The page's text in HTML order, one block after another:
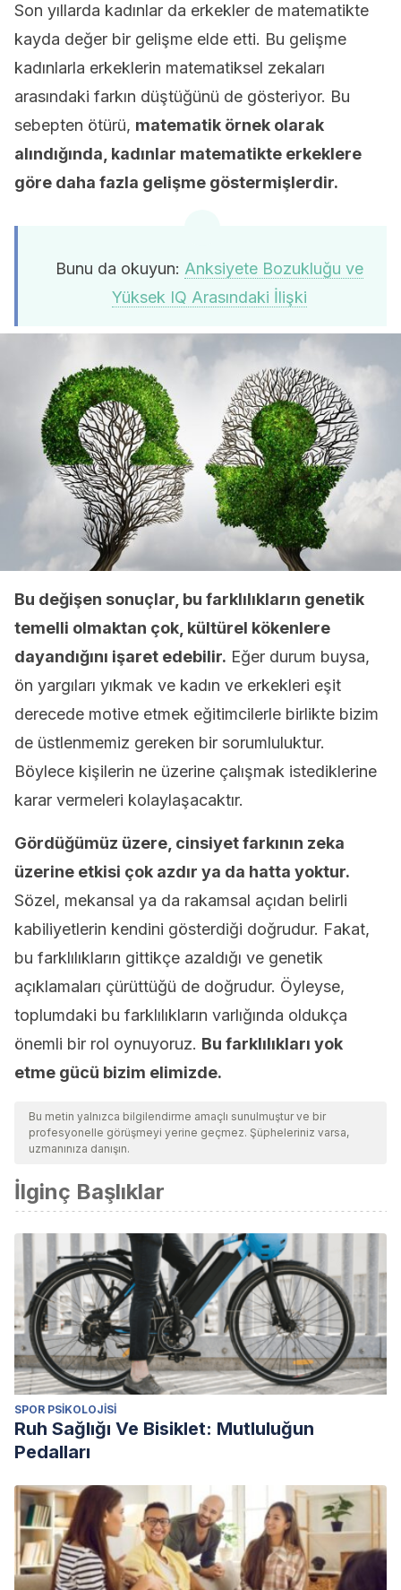
Son yıllarda kadınlar da erkekler de matematikte
kayda değer bir gelişme elde etti. Bu gelişme
kadınlarla erkeklerin matematiksel zekaları
arasındaki farkın düştüğünü de gösteriyor. Bu
sebepten ötürü, matematik örnek olarak
alındığında, kadınlar matematikte erkeklere
göre daha fazla gelişme göstermişlerdir.
Bunu da okuyun: Anksiyete Bozukluğu ve
Yüksek IQ Arasındaki İlişki
Bu değişen sonuçlar, bu farklılıkların genetik
temelli olmaktan çok, kültürel kökenlere
dayandığını işaret edebilir. Eğer durum buysa,
ön yargıları yıkmak ve kadın ve erkekleri eşit
derecede motive etmek eğitimcilerle birlikte bizim
de üstlenmemiz gereken bir sorumluluktur.
Böylece kişilerin ne üzerine çalışmak istediklerine
karar vermeleri kolaylaşacaktır.
Gördüğümüz üzere, cinsiyet farkının zeka
üzerine etkisi çok azdır ya da hatta yoktur.
Sözel, mekansal ya da rakamsal açıdan belirli
kabiliyetlerin kendini gösterdiği doğrudur. Fakat,
bu farklılıkların gittikçe azaldığı ve genetik
açıklamaları çürüttüğü de doğrudur. Öyleyse,
toplumdaki bu farklılıkların varlığında oldukça
önemli bir rol oynuyoruz. Bu farklılıkları yok
etme gücü bizim elimizde.
Bu metin yalnızca bilgilendirme amaçlı sunulmuştur ve bir
profesyonelle görüşmeyi yerine geçmez. Şüpheleriniz varsa,
uzmanınıza danışın.
İlginç Başlıklar
SPOR PSIKOLOJISI
Ruh Sağlığı Ve Bisiklet: Mutluluğun
Pedalları